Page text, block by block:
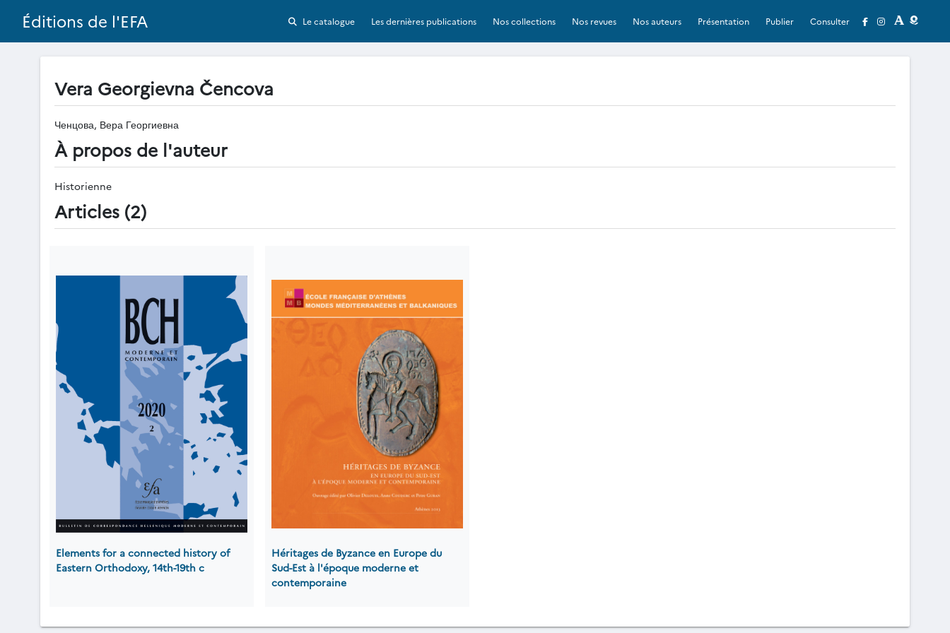
Éditions de l'EFA Le catalogue Les dernières publications Nos collections Nos revues Nos auteurs Présentation Publier Consulter
Vera Georgievna Čencova
Ченцова, Вера Георгиевна
À propos de l'auteur
Historienne
Articles (2)
Elements for a connected history of
Eastern Orthodoxy, 14th-19th c
Héritages de Byzance en Europe du
Sud-Est à l'époque moderne et
contemporaine